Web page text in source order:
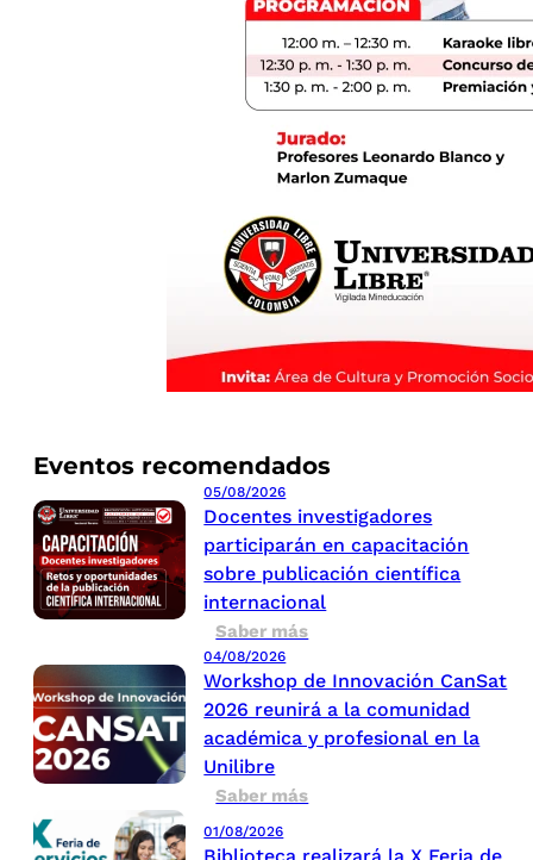
Eventos recomendados
05/08/2026
Docentes investigadores
participarán en capacitación
sobre publicación científica
internacional
Saber más
04/08/2026
Workshop de Innovación CanSat
2026 reunirá a la comunidad
académica y profesional en la
Unilibre
Saber más
01/08/2026
Biblioteca realizará la X Feria de